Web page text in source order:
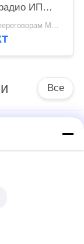
ИП
Подлежит переговорам MOQ:1шт
Все
IP